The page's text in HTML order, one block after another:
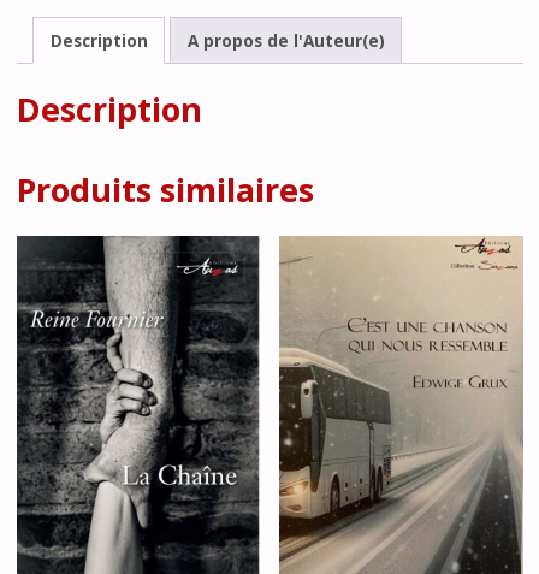
Description A propos de l'Auteur(e)
Description
Produits similaires